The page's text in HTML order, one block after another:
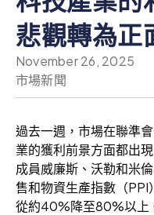
悲觀轉為正
November 26, 2025
市場新聞
過去一週，市場在聯準
業的獲利前景方面都出
成員威廉斯、沃勒和米
售和物資生產指數（
從約40%降至80%以上